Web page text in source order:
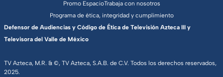
TV Azteca, M.R. & ©, TV Azteca, S.A.B. de C.V. Todos los derechos reservados,
2025.
Promo EspacioTrabaja con nosotros
Programa de ética, integridad y cumplimiento
Defensor de Audiencias y Código de Ética de Televisión Azteca III y
Televisora del Valle de México